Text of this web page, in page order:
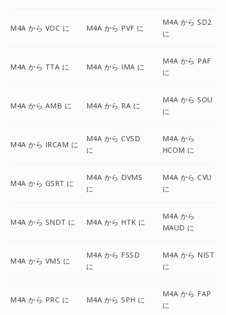
M4A から VOC に M4A から PVF に
M4A から SD2
に
M4A から TTA に M4A から IMA に
M4A から PAF
に
M4A から AMB に M4A から RA に
M4A から SOU
に
M4A から IRCAM に
M4A から CVSD
に
M4A から
HCOM に
M4A から GSRT に
M4A から DVMS
に
M4A から CVU
に
M4A から SNDT に M4A から HTK に
M4A から
MAUD に
M4A から VMS に
M4A から FSSD
に
M4A から NIST
に
M4A から PRC に M4A から SPH に
M4A から FAP
に